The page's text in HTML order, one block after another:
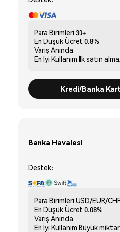
Para Birimleri 30+
En Düşük Ücret 0.8%
Varış Anında
En İyi Kullanım İlk satın
Kredi/Banka
Banka Havalesi
Destek:
Para Birimleri USD/EUR/
En Düşük Ücret 0.08%
Varış Anında
En İyi Kullanım Büyük miktar